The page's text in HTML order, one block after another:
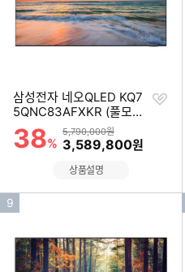
삼성전자 네오QLED KQ7
5QNC83AFXKR (풀모션
슬림핏 벽걸이)
할인률
38%
상품금액
5,790,000원
할인금액
3,589,800원
찜
상품설명
인
순
9